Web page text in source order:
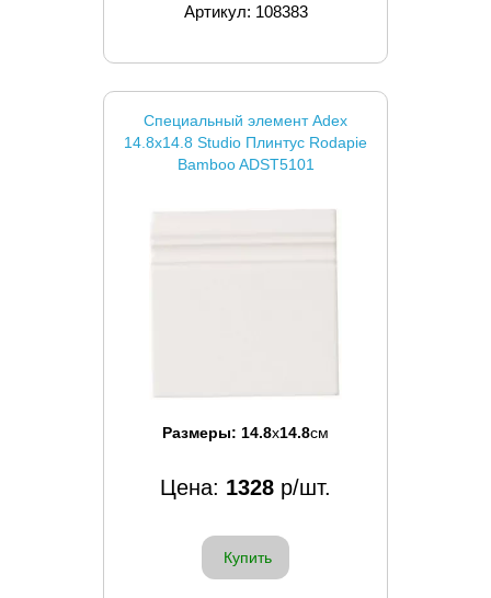
Артикул: 108383
Специальный элемент Adex
14.8x14.8 Studio Плинтус Rodapie
Bamboo ADST5101
Размеры: 14.8x14.8см
Цена: 1328 р/шт.
Купить